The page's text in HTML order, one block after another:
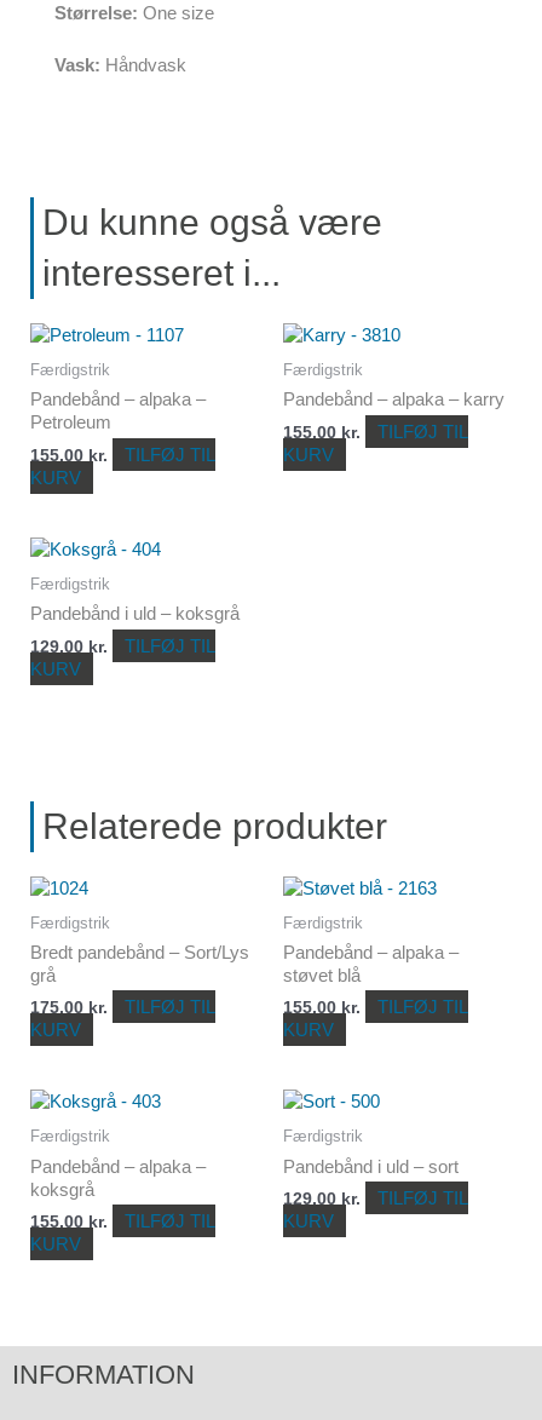
Størrelse: One size
Vask: Håndvask
Du kunne også være
interesseret i...
Færdigstrik
Pandebånd – alpaka –
Petroleum
155,00 kr.
TILFØJ TIL
KURV
Færdigstrik
Pandebånd – alpaka – karry
155,00 kr.
TILFØJ TIL
KURV
Færdigstrik
Pandebånd i uld – koksgrå
129,00 kr.
TILFØJ TIL
KURV
Relaterede produkter
Færdigstrik
Bredt pandebånd – Sort/Lys
grå
175,00 kr.
TILFØJ TIL
KURV
Færdigstrik
Pandebånd – alpaka –
støvet blå
155,00 kr.
TILFØJ TIL
KURV
Færdigstrik
Pandebånd – alpaka –
koksgrå
155,00 kr.
TILFØJ TIL
KURV
Færdigstrik
Pandebånd i uld – sort
129,00 kr.
TILFØJ TIL
KURV
INFORMATION